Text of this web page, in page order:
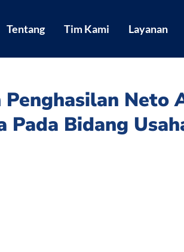
Tentang Tim Kami Layanan
Neto
Bidang